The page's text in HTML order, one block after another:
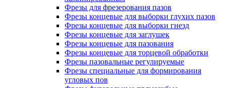
Фрезы для фрезерования пазов
Фрезы концевые для выборки глухих пазов
Фрезы концевые для выборки гнезд
Фрезы концевые для заглушек
Фрезы концевые для пазования
Фрезы концевые для торцевой обработки
Фрезы пазовальные регулируемые
Фрезы специальные для формирования
угловых пов